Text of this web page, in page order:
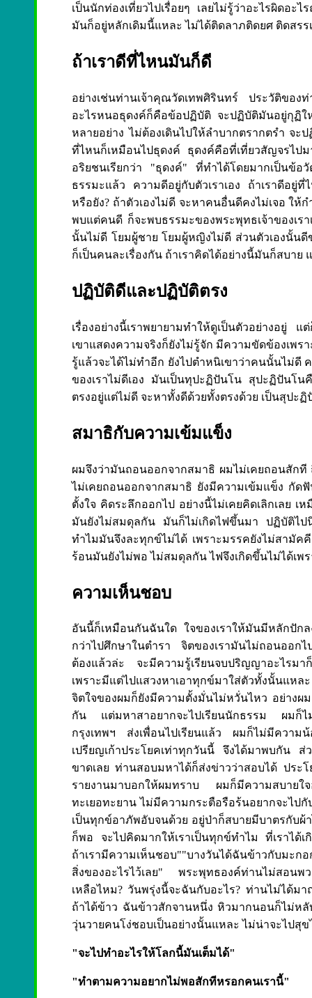
เป็นนักท่องเที่ยวไปเรื่อยๆ เลยไม่รู้ว่าอะไรผิดอะ
มันก็อยู่หลักเดิมนี้แหละ ไม่ได้ติดลาภติดยศ ติดสร
ถ้าเราดีที่ไหนมันก็ดี
อย่างเช่นท่านเจ้าคุณวัดเทพศิรินทร์ ประวัติของ
อะไรหนอธุดงค์ก็คือข้อปฏิบัติ จะปฏิบัติมันอยู่กุฏิ
หลายอย่าง ไม่ต้องเดินไปให้ลำบากตรากตรำ จ
ที่ไหนก็เหมือนไปธุดงค์ ธุดงค์คือที่เที่ยวสัญจรไป
อริยชนเรียกว่า "ธุดงค์" ที่ทำได้โดยมากเป็นข้อวั
ธรรมะแล้ว ความดีอยู่กับตัวเราเอง ถ้าเราดีอยู่
หรือยัง? ถ้าตัวเองไม่ดี จะหาคนอื่นดีคงไม่เจอ ใ
พบแต่คนดี ก็จะพบธรรมะของพระพุทธเจ้าของเร
นั้นไม่ดี โยมผู้ชาย โยมผู้หญิงไม่ดี ส่วนตัวเองนั้น
ก็เป็นคนละเรื่องกัน ถ้าเราคิดได้อย่างนี้มันก็สบาย
ปฏิบัติดีและปฏิบัติตรง
เรื่องอย่างนี้เราพยายามทำให้ดูเป็นตัวอย่างอยู่
เขาแสดงความจริงก็ยังไม่รู้จัก มีความขัดข้องเพ
รู้แล้วจะได้ไม่ทำอีก ยังไปตำหนิเขาว่าคนนั้นไม่ดี
ของเราไม่ดีเอง มันเป็นทุปะฏิปันโน สุปะฏิปันโ
ตรงอยู่แต่ไม่ดี จะหาทั้งดีด้วยทั้งตรงด้วย เป็นสุปะ
สมาธิกับความเข้มแข็ง
ผมจึงว่ามันถอนออกจากสมาธิ ผมไม่เคยถอนสัก
ไม่เคยถอนออกจากสมาธิ ยังมีความเข้มแข็ง กัด
ตั้งใจ คิดระลึกออกไป อย่างนี้ไม่เคยคิดเลิกเลย เ
มันยังไม่สมดุลกัน มันก็ไม่เกิดไฟขึ้นมา ปฏิบัติไ
ทำไมมันจึงละทุกข์ไม่ได้ เพราะมรรคยังไม่สามัค
ร้อนมันยังไม่พอ ไม่สมดุลกัน ไฟจึงเกิดขึ้นไม่ได้เพ
ความเห็นชอบ
อันนี้ก็เหมือนกันฉันใด ใจของเราให้มันมีหลักปัก
กว่าไปศึกษาในตำรา จิตของเรามันไม่ถอนออก
ต้องแล้วล่ะ จะมีความรู้เรียนจบปริญญาอะไรม
เพราะมีแต่ไปแสวงหาเอาทุกข์มาใส่ตัวทั้งนั้นแ
จิตใจของผมก็ยังมีความตั้งมั่นไม่หวั่นไหว อย่าง
กัน แต่มหาสาอยากจะไปเรียนนักธรรม ผมก็ไ
กรุงเทพฯ ส่งเพื่อนไปเรียนแล้ว ผมก็ไม่มีความ
เปรียญเก้าประโยคเท่าทุกวันนี้ จึงได้มาพบกัน ส่
ขาดเลย ท่านสอบมหาได้ก็ส่งข่าวว่าสอบได้ ประ
รายงานมาบอกให้ผมทราบ ผมก็มีความสบายใจ
ทะเยอทะยาน ไม่มีความกระตือรือร้นอยากจะไป
เป็นทุกข์อาภัพอับจนด้วย อยู่ป่าก็สบายมีบาตรกับผ้
ก็พอ จะไปคิดมากให้เราเป็นทุกข์ทำไม ที่เราได้
ถ้าเรามีความเห็นชอบ""บางวันได้ฉันข้าวกับมะ
สิ่งของอะไรไว้เลย" พระพุทธองค์ท่านไม่สอนพ
เหลือไหม? วันพรุ่งนี้จะฉันกับอะไร? ท่านไม่ได้
ถ้าได้ข้าว ฉันข้าวสักจานหนึ่ง หิวมากนอนก็ไม่หลั
วุ่นวายคนโง่ชอบเป็นอย่างนั้นแหละ ไม่น่าจะไปสุ
"จะไปทำอะไรให้โลกนี้มันเต็มได้"
"ทำตามความอยากไม่พอสักทีหรอกคนเรานี้"